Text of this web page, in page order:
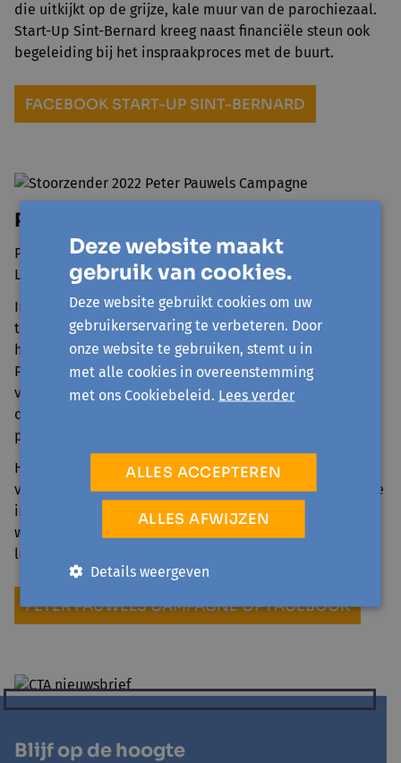
die uitkijkt op de grijze, kale muur van de parochiezaal.
Start-Up Sint-Bernard kreeg naast financiële steun ook
begeleiding bij het inspraakproces met de buurt.
FACEBOOK START-UP SINT-BERNARD
Peter Pauwels Campagne
Peter Pauwels Campagne zet het werk voort van de
Leuvense wereldverbeteraar Peter Pauwels.
In de vluchtelingencrisis in 2015 was hij een van de
trekkers vanSolidarity for All-beweging die
hulpkonvooien naar Calais en Duinkerke organiseerde.
Peter en zijn kameraden zagen steeds duidelijker het
verband tussen de komst van oorlogsvluchtelingen, de
onwil om hen degelijk op te vangen en het gevoerde
politieke discours en beleid.
Het boek
De strijd langs lijn 53bundelt verhalen over
verzetsacties tijdens WOII in deze regio. Hieruit willen ze
informatieve wandelingen en fietstochten laten vloeien
waarlangs je naar de verhalen van die locatie kan
luisteren.
PETER PAUWELS CAMPAGNE OP FACEBOOK
Blijf op de hoogte
Deze website maakt
gebruik van cookies.
Deze website gebruikt cookies om uw
gebruikerservaring te verbeteren. Door
onze website te gebruiken, stemt u in
met alle cookies in overeenstemming
met ons Cookiebeleid. Lees verder
ALLES ACCEPTEREN
ALLES AFWIJZEN
Details weergeven